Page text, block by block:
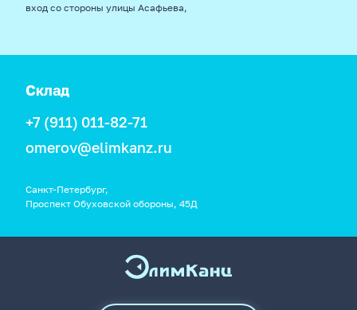
вход со стороны улицы Асафьева,
Склад
+7 (911) 011-82-71
omerov@elimkanz.ru
Санкт-Петербург,
Проспект Обуховской обороны, 45Д